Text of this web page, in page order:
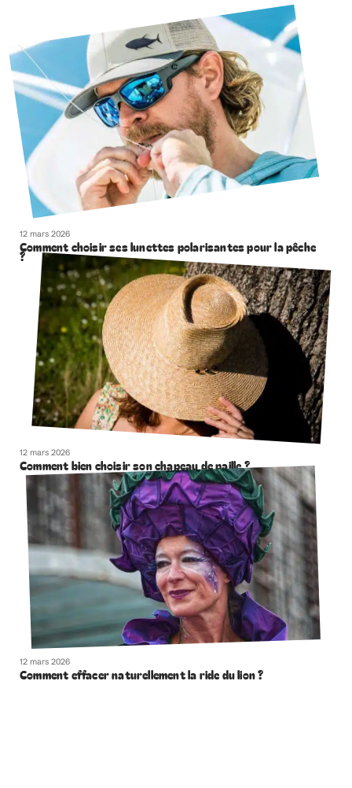
12 mars 2026
Comment choisir ses lunettes polarisantes pour la pêche
?
12 mars 2026
Comment bien choisir son chapeau de paille ?
12 mars 2026
Comment effacer naturellement la ride du lion ?